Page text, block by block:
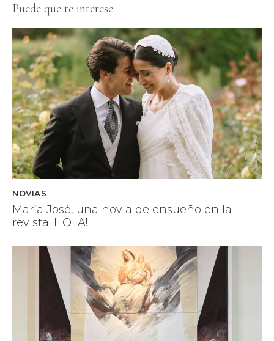
o
n
o
M
e
x
i
c
a
n
o
S
r
v
i
Puede que te interese
NOVIAS
María José, una novia de ensueño en la
revista ¡HOLA!